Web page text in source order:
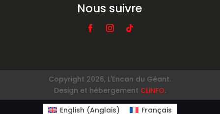
Nous suivre
Copyright 2026, L'Encan du Géant.
Design et hébergement CLiNFO.
English (Anglais) Français